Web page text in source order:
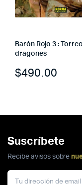
Barón Rojo 3 :
dragones
$490.00
Suscríbete
Recibe avisos sobre